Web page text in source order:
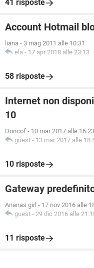
41 risposte
Account Hotmail
liana - 3 mag 2011 alle 10:31
ela - 17 apr 2018 alle 23:13
58 risposte
Internet non
10
Doncof - 10 mar 2017 alle 16:23
guest - 13 mar 2017 alle
10 risposte
Gateway
Ananas girl - 17 nov 2016 alle
guest - 29 dic 2016 alle
11 risposte